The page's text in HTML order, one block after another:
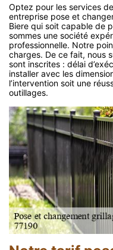
Optez pour les services
entreprise pose et
Biere qui soit capable de
sommes une société
professionnelle. Notre
charges. De ce fait, nous
sont inscrites : délai
installer avec les
l’intervention soit une
outillages.